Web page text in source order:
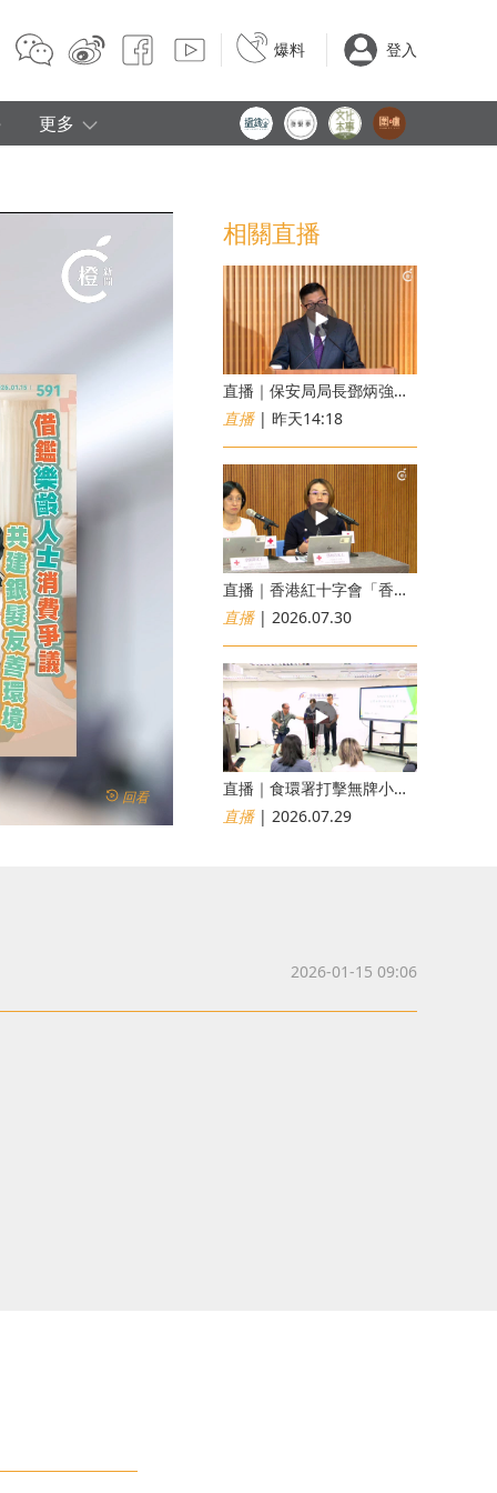
爆料 登入
更多
回看
相關直播
直播｜保安局局長鄧炳強見傳媒
直播| 昨天14:18
直播｜香港紅十字會「香港災害風險與應對能力地圖2026」研究發佈會
直播| 2026.07.30
直播｜食環署打擊無牌小販非法出售食物行動簡報會
直播| 2026.07.29
2026-01-15 09:06